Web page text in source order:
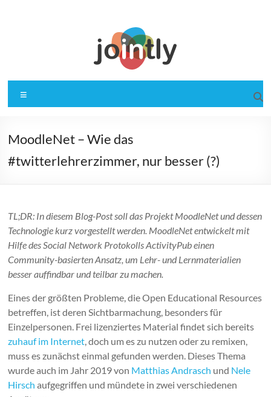
Jointly
Gemeinsam für OER
MoodleNet – Wie das
#twitterlehrerzimmer, nur besser (?)
TL;DR: In diesem Blog-Post soll das Projekt MoodleNet und dessen
Technologie kurz vorgestellt werden. MoodleNet entwickelt mit
Hilfe des Social Network Protokolls ActivityPub einen
Community-basierten Ansatz, um Lehr- und Lernmaterialien
besser auffindbar und teilbar zu machen.
Eines der größten Probleme, die Open Educational Resources
betreffen, ist deren Sichtbarmachung, besonders für
Einzelpersonen. Frei lizenziertes Material findet sich bereits
zuhauf im Internet, doch um es zu nutzen oder zu remixen,
muss es zunächst einmal gefunden werden. Dieses Thema
wurde auch im Jahr 2019 von Matthias Andrasch und Nele
Hirsch aufgegriffen und mündete in zwei verschiedenen